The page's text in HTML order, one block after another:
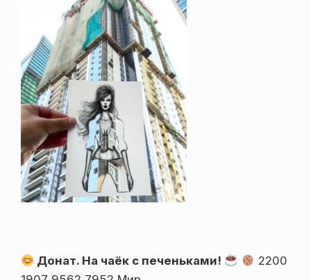
Донат. На чаёк с печеньками!
2200